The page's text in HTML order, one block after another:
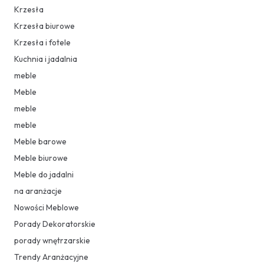
Krzesła
Krzesła biurowe
Krzesła i fotele
Kuchnia i jadalnia
meble
Meble
meble
meble
Meble barowe
Meble biurowe
Meble do jadalni
na aranżacje
Nowości Meblowe
Porady Dekoratorskie
porady wnętrzarskie
Trendy Aranżacyjne